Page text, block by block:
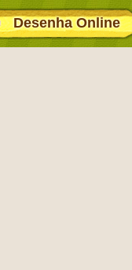
Desenha Online